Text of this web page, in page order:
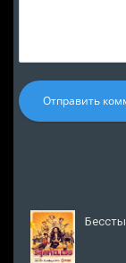
Отправить